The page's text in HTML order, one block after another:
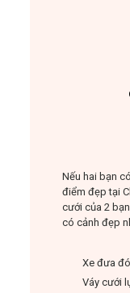
Nếu hai bạn
điểm đẹp tại
cưới của 2
có cảnh đẹp
Xe đưa
Váy cưới